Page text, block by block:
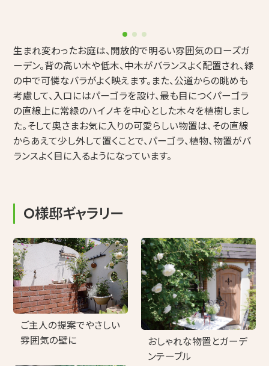
生まれ変わったお庭は、開放的で明るい雰囲気のローズガ
ーデン。背の高い木や低木、中木がバランスよく配置され、緑
の中で可憐なバラがよく映えます。また、公道からの眺めも
考慮して、入口にはパーゴラを設け、最も目につくパーゴラ
の直線上に常緑のハイノキを中心とした木々を植樹しまし
た。そして奥さまお気に入りの可愛らしい物置は、その直線
からあえて少し外して置くことで、パーゴラ、植物、物置がバ
ランスよく目に入るようになっています。
O様邸ギャラリー
ご主人の提案でやさしい
雰囲気の壁に
おしゃれな物置とガーデ
ンテーブル